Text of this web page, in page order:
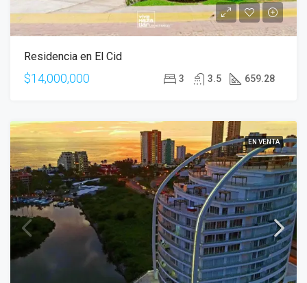
Residencia en El Cid
$14,000,000 3 3.5 659.28
EN VENTA